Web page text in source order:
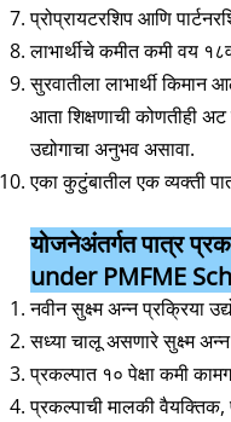
प्रोप्रायटरशिप आणि
लाभार्थीचे कमीत कमी वय
सुरवातीला लाभार्थी किमान
आता शिक्षणाची कोणतीही अट
उद्योगाचा अनुभव असावा.
एका कुटुंबातील एक व्यक्ती
योजनेअंतर्गत पात्र
under PMFME
नवीन सुक्ष्म अन्न प्रक्रिया
सध्या चालू असणारे सुक्ष्म अन्न
प्रकल्पात १० पेक्षा कमी
प्रकल्पाची मालकी वैयक्तिक,